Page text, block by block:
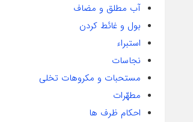
آب مطلق و مضاف
بول و غائط کردن
استبراء
نجاسات
مستحبات و مکروهات تخلی
مطهّرات
احکام ظرف ها